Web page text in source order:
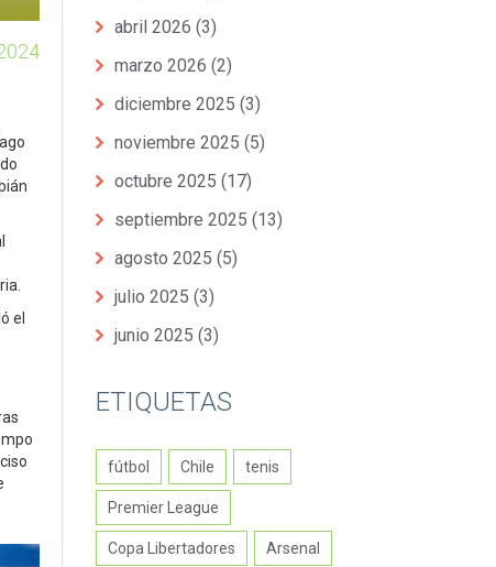
el
abril 2026 (3)
marzo 2026 (2)
diciembre 2025 (3)
noviembre 2025 (5)
octubre 2025 (17)
septiembre 2025 (13)
agosto 2025 (5)
julio 2025 (3)
junio 2025 (3)
ETIQUETAS
fútbol Chile tenis
Premier League
Copa Libertadores Arsenal